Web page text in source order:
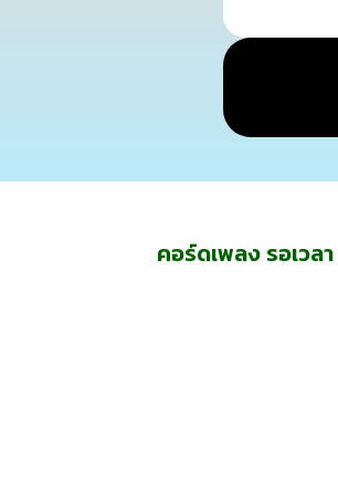
คอร์ดเพลง รอเวลา